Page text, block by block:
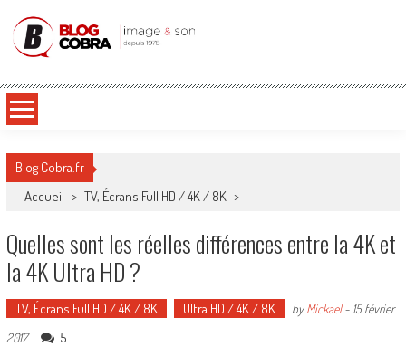
Blog Cobra
Blog Cobra.fr
Accueil > TV, Écrans Full HD / 4K / 8K >
Quelles sont les réelles différences entre la 4K et
la 4K Ultra HD ?
TV, Écrans Full HD / 4K / 8K Ultra HD / 4K / 8K byMickael- 15 février
2017
5